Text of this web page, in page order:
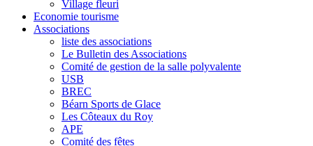
Village fleuri
Economie tourisme
Associations
liste des associations
Le Bulletin des Associations
Comité de gestion de la salle polyvalente
USB
BREC
Béarn Sports de Glace
Les Côteaux du Roy
APE
Comité des fêtes